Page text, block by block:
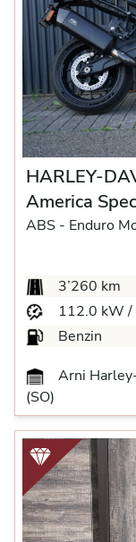
HARLEY-
America
ABS - Enduro
3’260 km
112.0 kW /
Benzin
Arni
(SO)